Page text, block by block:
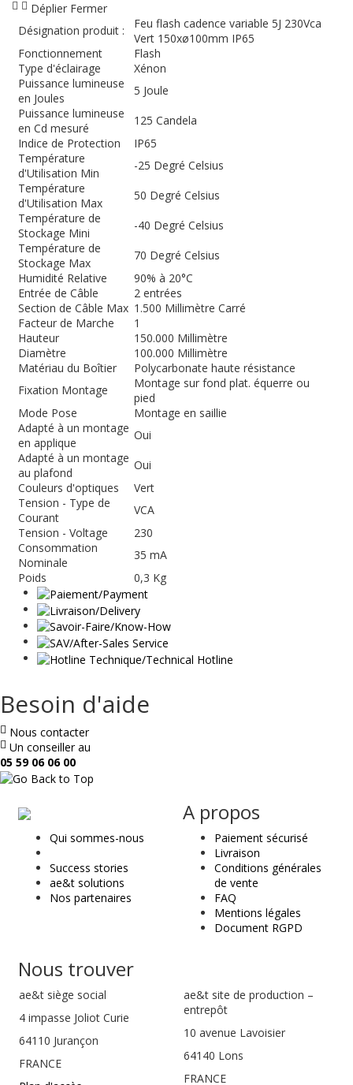
Déplier Fermer
Désignation produit :
Feu flash cadence variable 5J 230Vca
Vert 150xø100mm IP65
Fonctionnement
Flash
Type d'éclairage
Xénon
Puissance lumineuse
en Joules
5 Joule
Puissance lumineuse
en Cd mesuré
125 Candela
Indice de Protection
IP65
Température
d'Utilisation Min
-25 Degré Celsius
Température
d'Utilisation Max
50 Degré Celsius
Température de
Stockage Mini
-40 Degré Celsius
Température de
Stockage Max
70 Degré Celsius
Humidité Relative
90% à 20°C
Entrée de Câble
2 entrées
Section de Câble Max 1.500 Millimètre Carré
Facteur de Marche
1
Hauteur
150.000 Millimètre
Diamètre
100.000 Millimètre
Matériau du Boîtier
Polycarbonate haute résistance
Fixation Montage
Montage sur fond plat. équerre ou
pied
Mode Pose
Montage en saillie
Adapté à un montage
en applique
Oui
Adapté à un montage
au plafond
Oui
Couleurs d'optiques
Vert
Tension - Type de
Courant
VCA
Tension - Voltage
230
Consommation
Nominale
35 mA
Poids
0,3 Kg
Besoin d'aide
Nous contacter
Un conseiller au
05 59 06 06 00
ae
&
t
Qui sommes-nous
Success stories
ae&t solutions
Nos partenaires
A propos
Paiement sécurisé
Livraison
Conditions générales
de vente
FAQ
Mentions légales
Document RGPD
Nous trouver
ae&t siège social
4 impasse Joliot Curie
64110 Jurançon
FRANCE
ae&t site de production –
entrepôt
10 avenue Lavoisier
64140 Lons
FRANCE